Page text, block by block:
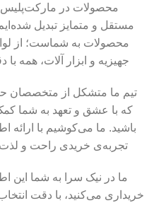
مستقل و متمایز تبدیل
محصولات به شماست؛ از
جهیزیه و ابزار آلات، همه
تیم ما متشکل از متخصصان
که با عشق و تعهد به شما کمک
باشید. ما می‌کوشیم با
تجربه‌ی خریدی راحت و
ما در نیک سرا به شما این
خریداری می‌کنید، با دقت